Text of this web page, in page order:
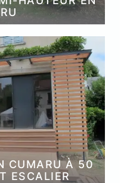
CUMARU À 50
ESCALIER